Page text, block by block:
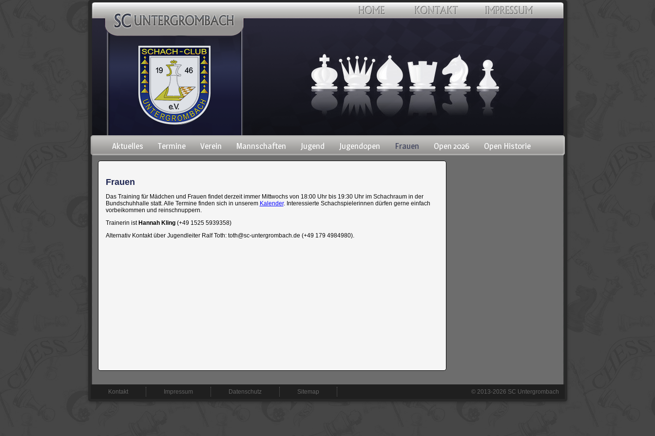
Navigation
überspringen
Aktuelles Termine Verein Mannschaften Jugend Jugendopen Frauen Open 2026 Open Historie
Frauen
Das Training für Mädchen und Frauen findet derzeit immer Mittwochs von 18:00 Uhr bis 19:30 Uhr im Schachraum in der
Bundschuhhalle statt. Alle Termine finden sich in unserem Kalender. Interessierte Schachspielerinnen dürfen gerne einfach
vorbeikommen und reinschnuppern.
Trainerin ist Hannah Kling(+49 1525 5939358)
Alternativ Kontakt über Jugendleiter Ralf Toth: toth@sc-untergrombach.de (+49 179 4984980).
© 2013-2026 SC Untergrombach
Navigation
überspringen
Kontakt Impressum Datenschutz Sitemap